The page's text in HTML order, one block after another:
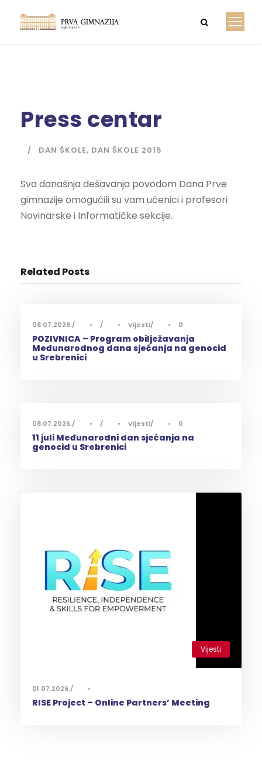
Press centar
DAN ŠKOLE, DAN ŠKOLE 2015
Sva današnja dešavanja povodom Dana Prve
gimnazije omogućili su vam učenici i profesori
Novinarske i Informatičke sekcije.
Related Posts
08.07.2026. • • Vijesti • 0
POZIVNICA – Program obilježavanja
Međunarodnog dana sjećanja na genocid
u Srebrenici
08.07.2026. • • Vijesti • 0
11 juli Međunarodni dan sjećanja na
genocid u Srebrenici
Vijesti
01.07.2026. •
RISE Project – Online Partners’ Meeting